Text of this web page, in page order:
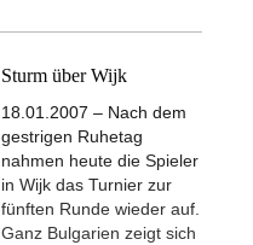
Sturm über Wijk
18.01.2007 – Nach dem
gestrigen Ruhetag
nahmen heute die Spieler
in Wijk das Turnier zur
fünften Runde wieder auf.
Ganz Bulgarien zeigt sich